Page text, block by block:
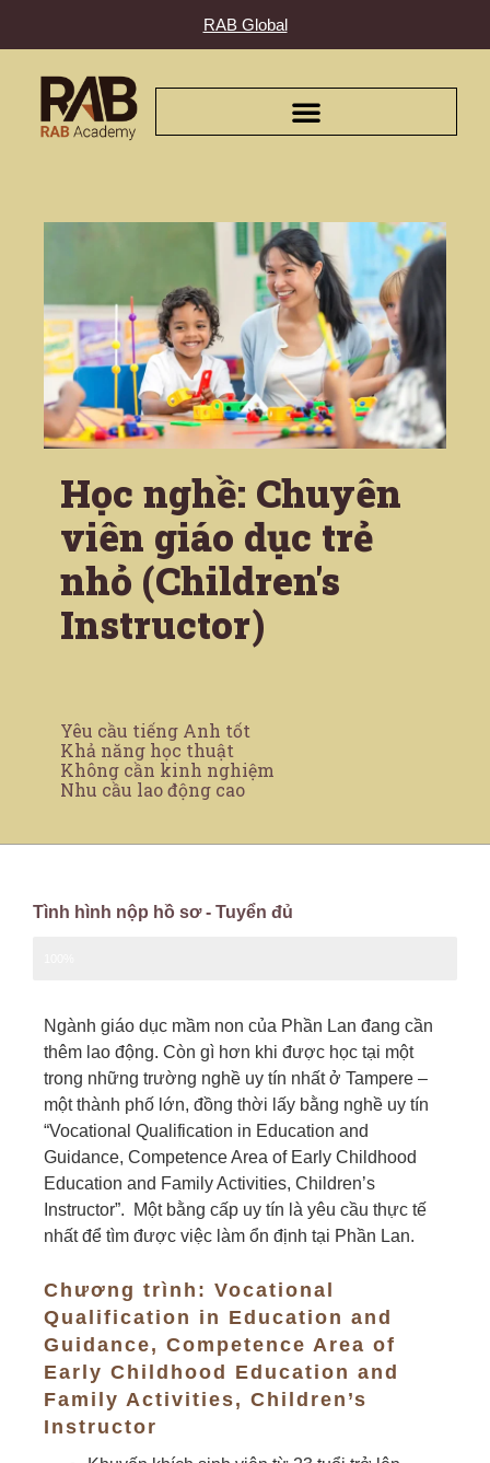
RAB Global
Học nghề: Chuyên
viên giáo dục trẻ
nhỏ (Children's
Instructor)
Yêu cầu tiếng Anh tốt
Khả năng học thuật
Không cần kinh nghiệm
Nhu cầu lao động cao
Tình hình nộp hồ sơ - Tuyển đủ
Ngành giáo dục mầm non của Phần Lan đang cần
thêm lao động. Còn gì hơn khi được học tại một
trong những trường nghề uy tín nhất ở Tampere –
một thành phố lớn, đồng thời lấy bằng nghề uy tín
“Vocational Qualification in Education and
Guidance, Competence Area of Early Childhood
Education and Family Activities, Children’s
Instructor”. Một bằng cấp uy tín là yêu cầu thực tế
nhất để tìm được việc làm ổn định tại Phần Lan.
Chương trình: Vocational
Qualification in Education and
Guidance, Competence Area of
Early Childhood Education and
Family Activities, Children’s
Instructor